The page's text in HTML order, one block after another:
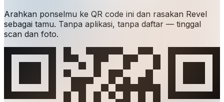
Arahkan ponselmu ke QR code ini dan rasakan Revel
sebagai tamu. Tanpa aplikasi, tanpa daftar — tinggal
scan dan foto.